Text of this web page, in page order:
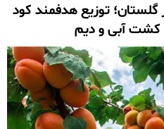
توزیع هدفمند کود
کشت آبی و دیم